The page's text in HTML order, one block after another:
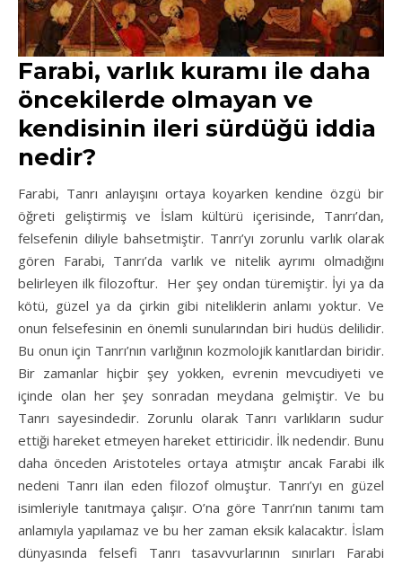
Farabi, varlık kuramı ile daha
öncekilerde olmayan ve
kendisinin ileri sürdüğü iddia
nedir?
Farabi, Tanrı anlayışını ortaya koyarken kendine özgü bir
öğreti geliştirmiş ve İslam kültürü içerisinde, Tanrı’dan,
felsefenin diliyle bahsetmiştir. Tanrı’yı zorunlu varlık olarak
gören Farabi, Tanrı’da varlık ve nitelik ayrımı olmadığını
belirleyen ilk filozoftur. Her şey ondan türemiştir. İyi ya da
kötü, güzel ya da çirkin gibi niteliklerin anlamı yoktur. Ve
onun felsefesinin en önemli sunularından biri hudüs delilidir.
Bu onun için Tanrı’nın varlığının kozmolojik kanıtlardan biridir.
Bir zamanlar hiçbir şey yokken, evrenin mevcudiyeti ve
içinde olan her şey sonradan meydana gelmiştir. Ve bu
Tanrı sayesindedir. Zorunlu olarak Tanrı varlıkların sudur
ettiği hareket etmeyen hareket ettiricidir. İlk nedendir. Bunu
daha önceden Aristoteles ortaya atmıştır ancak Farabi ilk
nedeni Tanrı ilan eden filozof olmuştur. Tanrı’yı en güzel
isimleriyle tanıtmaya çalışır. O’na göre Tanrı’nın tanımı tam
anlamıyla yapılamaz ve bu her zaman eksik kalacaktır. İslam
dünyasında felsefi Tanrı tasavvurlarının sınırları Farabi